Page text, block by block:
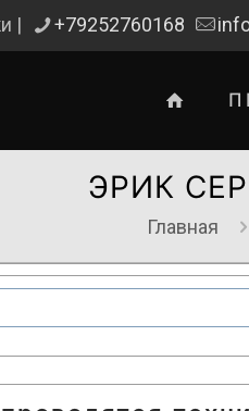
| +79252760168
ЭРИК
Главная